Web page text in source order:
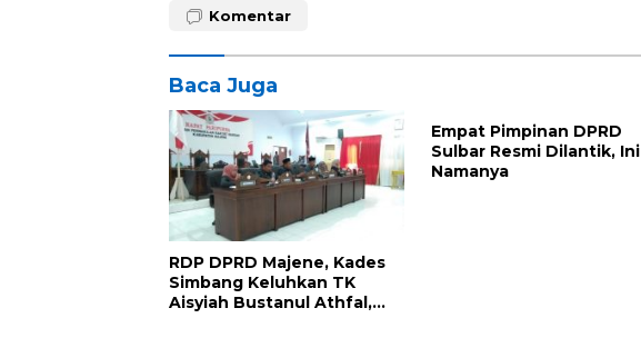
Komentar
Baca Juga
RDP DPRD Majene, Kades
Simbang Keluhkan TK
Aisyiah Bustanul Athfal,
Empat Pimpinan DPRD
Sulbar Resmi Dilantik, Ini
Namanya